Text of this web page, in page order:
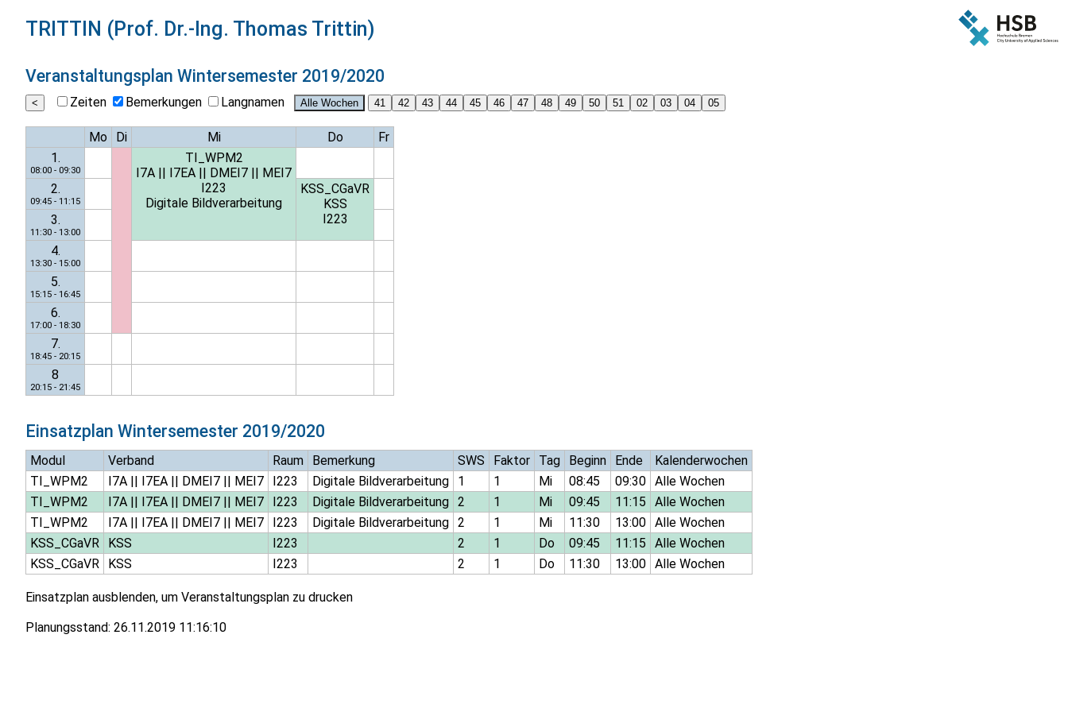
TRITTIN (Prof. Dr.-Ing. Thomas Trittin)
Veranstaltungsplan Wintersemester 2019/2020
Zeiten Bemerkungen Langnamen
Mo Di Mi Do
Fr
1.
08:00 - 09:30
TI_WPM2
I7A
I7EA DMEI7
MEI7
I223
Digitale Bildverarbeitung
2.
09:45 - 11:15
KSS_CGaVR
KSS
I223
3.
11:30 - 13:00
4.
13:30 - 15:00
5.
15:15 - 16:45
6.
17:00 - 18:30
7.
18:45 - 20:15
8
20:15 - 21:45
Einsatzplan Wintersemester 2019/2020
Modul Verband Raum Bemerkung SWS Faktor Tag Beginn Ende
Kalenderwochen
TI_WPM2
I7A|| I7EA|| DMEI7|| MEI7 I223 Digitale Bildverarbeitung 1 1 Mi 08:45 09:30 Alle Wochen
TI_WPM2
I7A|| I7EA|| DMEI7|| MEI7 I223 Digitale Bildverarbeitung 2 1 Mi 09:45 11:15
Alle Wochen
TI_WPM2
I7A|| I7EA|| DMEI7|| MEI7 I223 Digitale Bildverarbeitung 2 1 Mi 11:30 13:00 Alle Wochen
KSS_CGaVR
KSS I223 2 1 Do 09:45 11:15
Alle Wochen
KSS_CGaVR
KSS I223 2 1 Do 11:30 13:00 Alle Wochen
Einsatzplan ausblenden, um Veranstaltungsplan zu drucken
Planungsstand: 26.11.2019 11:16:10